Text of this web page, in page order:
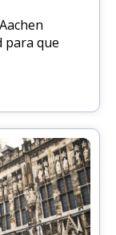
para que